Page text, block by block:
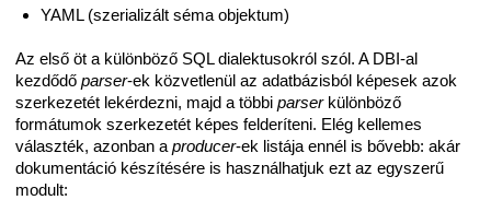
YAML (szerializált séma objektum)
Az első öt a különböző SQL dialektusokról szól. A DBI-al
kezdődő parser-ek közvetlenül az adatbázisból képesek azok
szerkezetét lekérdezni, majd a többi parserkülönböző
formátumok szerkezetét képes felderíteni. Elég kellemes
választék, azonban a producer-ek listája ennél is bővebb: akár
dokumentáció készítésére is használhatjuk ezt az egyszerű
modult: